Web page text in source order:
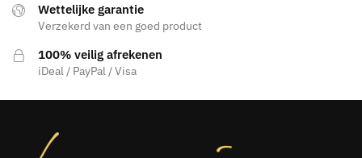
Wettelijke garantie
Verzekerd van een goed product
100% veilig afrekenen
iDeal / PayPal / Visa